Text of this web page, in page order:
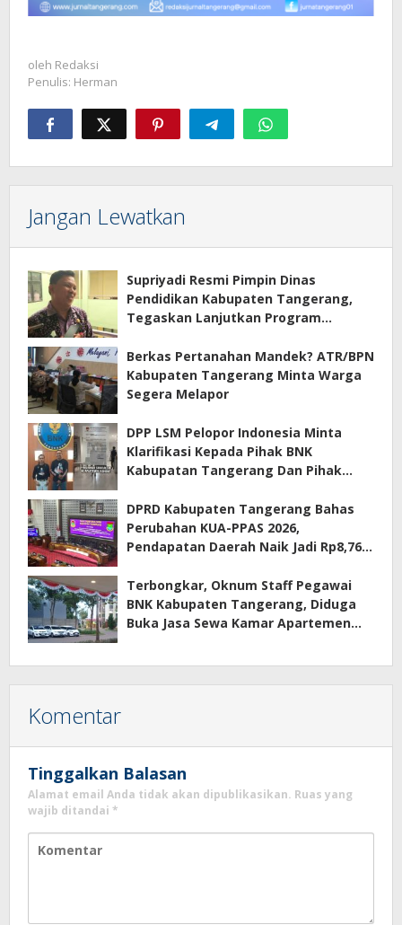
oleh Redaksi
Penulis: Herman
Jangan Lewatkan
Supriyadi Resmi Pimpin Dinas
Pendidikan Kabupaten Tangerang,
Tegaskan Lanjutkan Program
Berkas Pertanahan Mandek? ATR/BPN
Kabupaten Tangerang Minta Warga
Segera Melapor
DPP LSM Pelopor Indonesia Minta
Klarifikasi Kepada Pihak BNK
Kabupatan Tangerang Dan Pihak
Terkait Sewa Kamar Per Jam
DPRD Kabupaten Tangerang Bahas
Perubahan KUA-PPAS 2026,
Pendapatan Daerah Naik Jadi Rp8,76
Terbongkar, Oknum Staff Pegawai
BNK Kabupaten Tangerang, Diduga
Buka Jasa Sewa Kamar Apartemen
Komentar
Tinggalkan Balasan
Alamat email Anda tidak akan dipublikasikan. Ruas yang
wajib ditandai *